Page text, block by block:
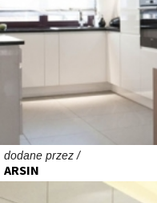
dodane przez /
ARSIN